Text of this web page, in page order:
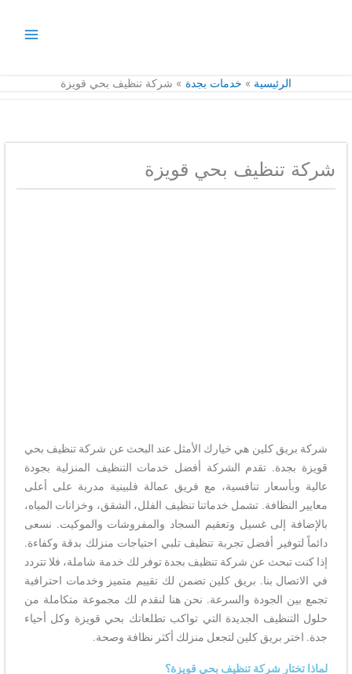
الرئيسية خدمات بجدة شركة تنظيف بحي قويزة
شركة تنظيف بحي قويزة
شركة بريق كلين هي خيارك الأمثل عند البحث عن شركة تنظيف بحي
قويزة بجدة. تقدم الشركة أفضل خدمات التنظيف المنزلية بجودة
عالية وبأسعار تنافسية، مع فريق عمالة فلبينية مدربة على أعلى
معايير النظافة. تشمل خدماتنا تنظيف الفلل، الشقق، وخزانات المياه،
بالإضافة إلى غسيل وتعقيم السجاد والمفروشات والموكيت. نسعى
دائماً لتوفير أفضل تجربة تنظيف تلبي احتياجات منزلك بدقة وكفاءة.
إذا كنت تبحث عن شركة تنظيف بجدة توفر لك خدمة شاملة، فلا تتردد
في الاتصال بنا. بريق كلين تضمن لك تقييم متميز وخدمات احترافية
تجمع بين الجودة والسرعة. نحن هنا لنقدم لك مجموعة متكاملة من
حلول التنظيف الجديدة التي تواكب تطلعاتك بحي قويزة وكل أحياء
جدة. اختر بريق كلين لتجعل منزلك أكثر نظافة وصحة.
لماذا تختار شركة تنظيف بحي قويزة؟